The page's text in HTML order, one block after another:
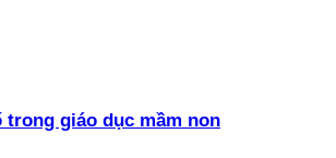
trong giáo dục mầm non